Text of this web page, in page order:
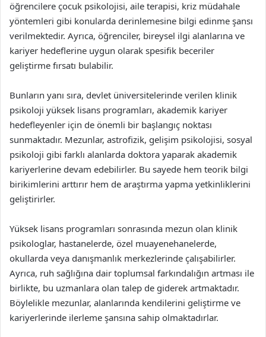
öğrencilere çocuk psikolojisi, aile terapisi, kriz müdahale
yöntemleri gibi konularda derinlemesine bilgi edinme şansı
verilmektedir. Ayrıca, öğrenciler, bireysel ilgi alanlarına ve
kariyer hedeflerine uygun olarak spesifik beceriler
geliştirme fırsatı bulabilir.
Bunların yanı sıra, devlet üniversitelerinde verilen klinik
psikoloji yüksek lisans programları, akademik kariyer
hedefleyenler için de önemli bir başlangıç noktası
sunmaktadır. Mezunlar, astrofizik, gelişim psikolojisi, sosyal
psikoloji gibi farklı alanlarda doktora yaparak akademik
kariyerlerine devam edebilirler. Bu sayede hem teorik bilgi
birikimlerini arttırır hem de araştırma yapma yetkinliklerini
geliştirirler.
Yüksek lisans programları sonrasında mezun olan klinik
psikologlar, hastanelerde, özel muayenehanelerde,
okullarda veya danışmanlık merkezlerinde çalışabilirler.
Ayrıca, ruh sağlığına dair toplumsal farkındalığın artması ile
birlikte, bu uzmanlara olan talep de giderek artmaktadır.
Böylelikle mezunlar, alanlarında kendilerini geliştirme ve
kariyerlerinde ilerleme şansına sahip olmaktadırlar.